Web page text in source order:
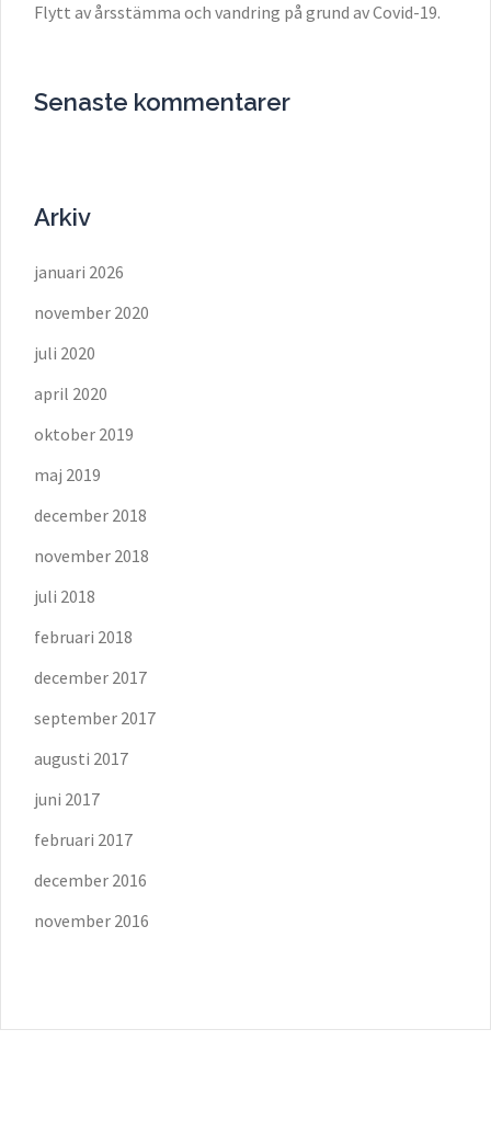
Flytt av årsstämma och vandring på grund av Covid-19.
Senaste kommentarer
Arkiv
januari 2026
november 2020
juli 2020
april 2020
oktober 2019
maj 2019
december 2018
november 2018
juli 2018
februari 2018
december 2017
september 2017
augusti 2017
juni 2017
februari 2017
december 2016
november 2016